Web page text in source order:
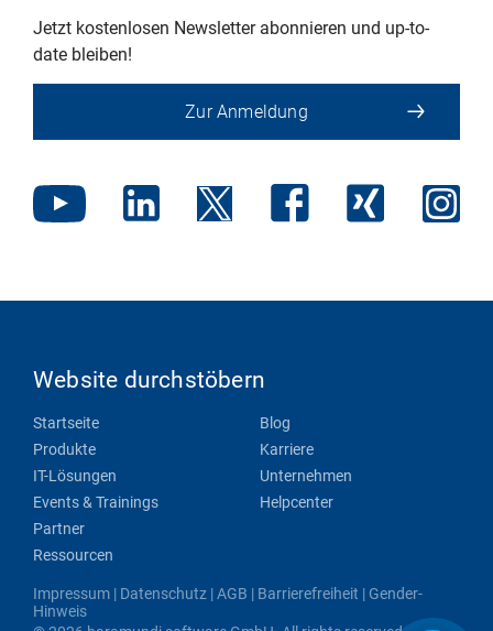
Jetzt kostenlosen Newsletter abonnieren und up-to-
date bleiben!
Zur Anmeldung
Website durchstöbern
Startseite
Produkte
IT-Lösungen
Events & Trainings
Partner
Ressourcen
Blog
Karriere
Unternehmen
Helpcenter
Impressum | Datenschutz |AGB | Barrierefreiheit | Gender-
Hinweis